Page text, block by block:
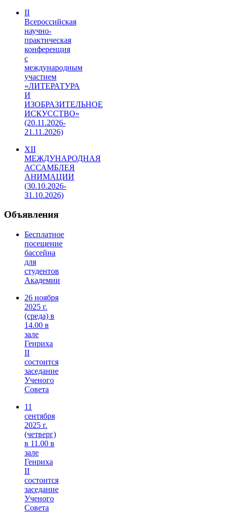
II
Всероссийская
научно-
практическая
конференция
с
международным
участием
«ЛИТЕРАТУРА
И
ИЗОБРАЗИТЕЛЬНОЕ
ИСКУССТВО»
(20.11.2026-
21.11.2026)
XII
МЕЖДУНАРОДНАЯ
АССАМБЛЕЯ
АНИМАЦИИ
(30.10.2026-
31.10.2026)
Объявления
Бесплатное
посещение
бассейна
для
студентов
Академии
26 ноября
2025 г.
(среда) в
14.00 в
зале
Генриха
II
состоится
заседание
Ученого
Совета
11
сентября
2025 г.
(четверг)
в 11.00 в
зале
Генриха
II
состоится
заседание
Ученого
Совета